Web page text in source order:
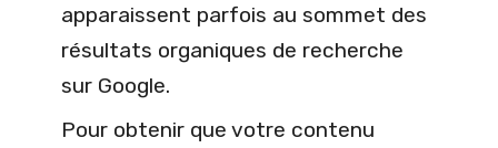
apparaissent parfois au sommet des
résultats organiques de recherche
sur Google.
Pour obtenir que votre contenu